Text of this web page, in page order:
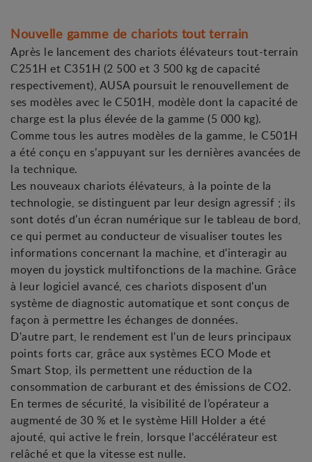
Nouvelle gamme de chariots tout terrain
Après le lancement des chariots élévateurs tout-terrain
C251H et C351H (2 500 et 3 500 kg de capacité
respectivement), AUSA poursuit le renouvellement de
ses modèles avec le C501H, modèle dont la capacité de
charge est la plus élevée de la gamme (5 000 kg).
Comme tous les autres modèles de la gamme, le C501H
a été conçu en s’appuyant sur les dernières avancées de
la technique.
Les nouveaux chariots élévateurs, à la pointe de la
technologie, se distinguent par leur design agressif ; ils
sont dotés d'un écran numérique sur le tableau de bord,
ce qui permet au conducteur de visualiser toutes les
informations concernant la machine, et d'interagir au
moyen du joystick multifonctions de la machine. Grâce
à leur logiciel avancé, ces chariots disposent d'un
système de diagnostic automatique et sont conçus de
façon à permettre les échanges de données.
D'autre part, le rendement est l'un de leurs principaux
points forts car, grâce aux systèmes ECO Mode et
Smart Stop, ils permettent une réduction de la
consommation de carburant et des émissions de CO2.
En termes de sécurité, la visibilité de l’opérateur a
augmenté de 30 % et le système Hill Holder a été
ajouté, qui active le frein, lorsque l’accélérateur est
relâché et que la vitesse est nulle.